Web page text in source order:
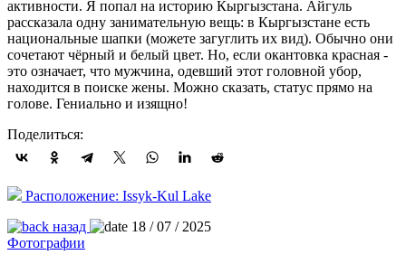
активности. Я попал на историю Кыргызстана. Айгуль
рассказала одну занимательную вещь: в Кыргызстане есть
национальные шапки (можете загуглить их вид). Обычно они
сочетают чёрный и белый цвет. Но, если окантовка красная -
это означает, что мужчина, одевший этот головной убор,
находится в поиске жены. Можно сказать, статус прямо на
голове. Гениально и изящно!
Поделиться:
Расположение: Issyk-Kul Lake
назад
18 / 07 / 2025
Фотографии